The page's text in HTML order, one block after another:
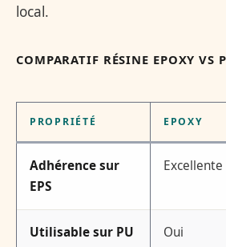
local.
COMPARATIF RÉSINE EPOXY VS
PROPRIÉTÉ EPOXY
Adhérence sur
EPS
Excellente
Utilisable sur PU Oui